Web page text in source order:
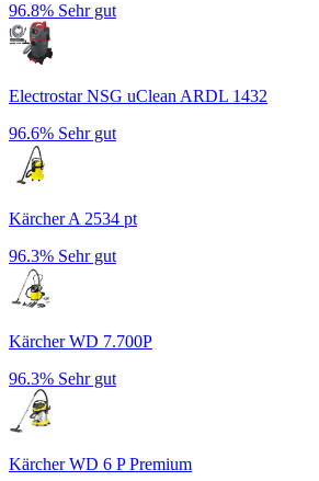
96.8% Sehr gut
Electrostar NSG uClean ARDL 1432
96.6% Sehr gut
Kärcher A 2534 pt
96.3% Sehr gut
Kärcher WD 7.700P
96.3% Sehr gut
Kärcher WD 6 P Premium